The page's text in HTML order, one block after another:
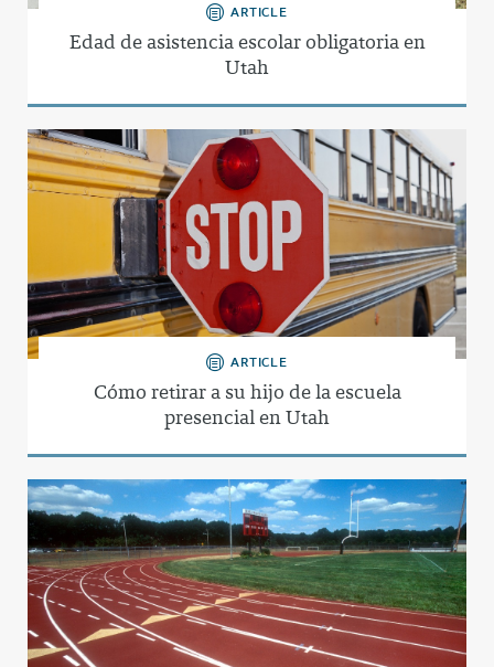
ARTICLE
Edad de asistencia escolar obligatoria en
Utah
ARTICLE
Cómo retirar a su hijo de la escuela
presencial en Utah